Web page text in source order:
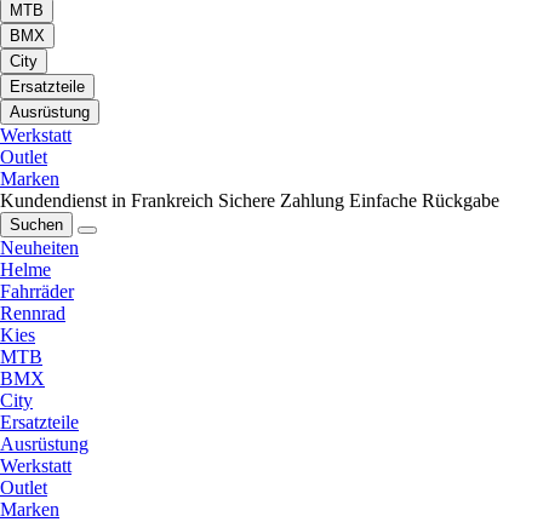
MTB
BMX
City
Ersatzteile
Ausrüstung
Werkstatt
Outlet
Marken
Kundendienst in Frankreich Sichere Zahlung Einfache Rückgabe
Suchen
Neuheiten
Helme
Fahrräder
Rennrad
Kies
MTB
BMX
City
Ersatzteile
Ausrüstung
Werkstatt
Outlet
Marken